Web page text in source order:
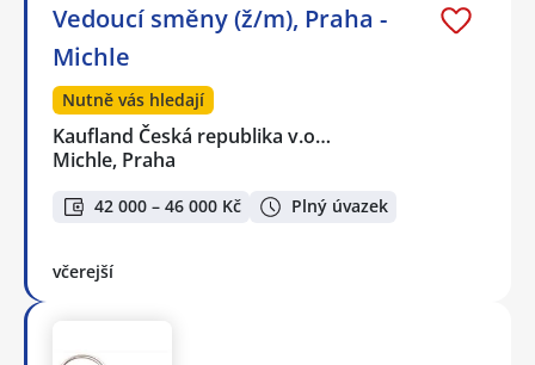
Vedoucí směny (ž/m), Praha -
Michle
Nutně vás hledají
Kaufland Česká republika v.o…
Michle, Praha
42 000 – 46 000 Kč Plný úvazek
včerejší